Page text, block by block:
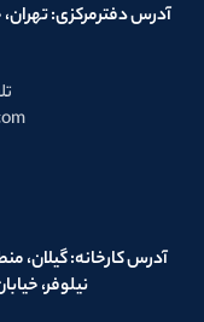
آدرس دفترمرکزی: تهران،
نیلوفر، خیابان